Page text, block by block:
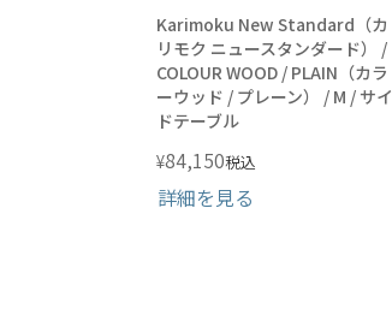
Karimoku New Standard（カ
リモク ニュースタンダード） /
COLOUR WOOD / PLAIN（カラ
ーウッド / プレーン） / M / サイ
ドテーブル
¥84,150税込
詳細を見る